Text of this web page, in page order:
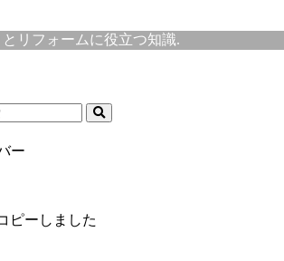
リフォームに役立つ知識.
ー
ピーしました